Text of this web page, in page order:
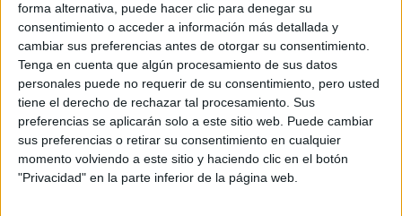
forma alternativa, puede hacer clic para denegar su
consentimiento o acceder a información más detallada y
cambiar sus preferencias antes de otorgar su consentimiento.
Tenga en cuenta que algún procesamiento de sus datos
personales puede no requerir de su consentimiento, pero usted
tiene el derecho de rechazar tal procesamiento. Sus
preferencias se aplicarán solo a este sitio web. Puede cambiar
sus preferencias o retirar su consentimiento en cualquier
momento volviendo a este sitio y haciendo clic en el botón
"Privacidad" en la parte inferior de la página web.
Soy estudiante de:*
Términos y Condiciones de Uso
Aceptolos Términos y Condicionesde uso*